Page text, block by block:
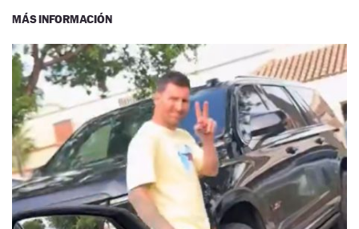
MÁS INFORMACIÓN